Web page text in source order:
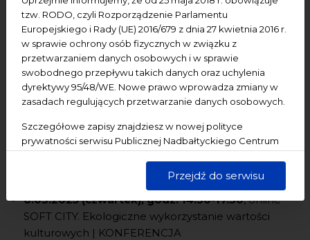
tzw. RODO, czyli Rozporządzenie Parlamentu
Europejskiego i Rady (UE) 2016/679 z dnia 27 kwietnia 2016 r.
w sprawie ochrony osób fizycznych w związku z
przetwarzaniem danych osobowych i w sprawie
swobodnego przepływu takich danych oraz uchylenia
dyrektywy 95/48/WE. Nowe prawo wprowadza zmiany w
zasadach regulujących przetwarzanie danych osobowych.
Szczegółowe zapisy znajdziesz w nowej polityce
prywatności serwisu Publicznej Nadbałtyckiego Centrum
dane są przetwarzane w sposób bezpieczny, z należytą
starannością i zgodnie z obowiązującymi przepisami.
Przejdź do serwisu
1.03.2025 (sobota), godz. 18.00, NCK - Ratusz
Staromiejski Koncert muzyki chóralnej | KONCERT
[wydarzenie zewnętrzne] Organizator i szczegóły: Chór
Mieszczan Gdańskich
Światowit FF1:00 w kinie Światowid w Elblągu |
POKAZY FILMOWE
6.03.2025 (czwartek), godz. 14.30-17.30, online
SOFT CITY. Ekologiczne wykorzystanie wartości
kulturowych | KONFERENCJA